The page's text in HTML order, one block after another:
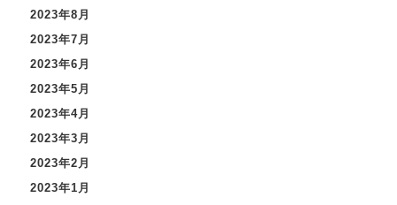
2023年8月
2023年7月
2023年6月
2023年5月
2023年4月
2023年3月
2023年2月
2023年1月